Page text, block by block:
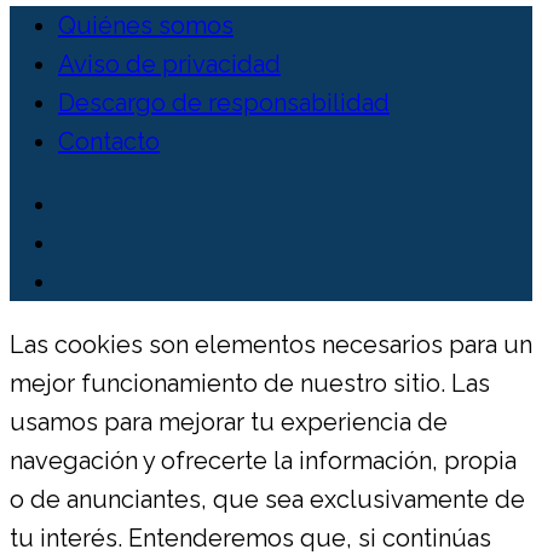
Quiénes somos
Aviso de privacidad
Descargo de responsabilidad
Contacto
Las cookies son elementos necesarios para un
mejor funcionamiento de nuestro sitio. Las
usamos para mejorar tu experiencia de
navegación y ofrecerte la información, propia
o de anunciantes, que sea exclusivamente de
tu interés. Entenderemos que, si continúas